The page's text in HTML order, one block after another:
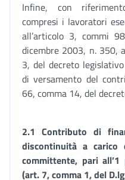
Infine, con
compresi i lavoratori
all’articolo 3, commi
dicembre 2003, n. 350,
3, del decreto
di versamento del
66, comma 14, del
2.1 Contributo di
discontinuità a
committente, pari
(art. 7, comma 1, del